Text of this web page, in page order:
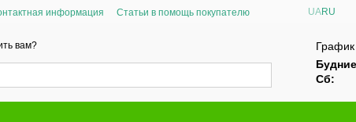
информация
Статьи в помощь покупателю
UARU
вам?
Сб: